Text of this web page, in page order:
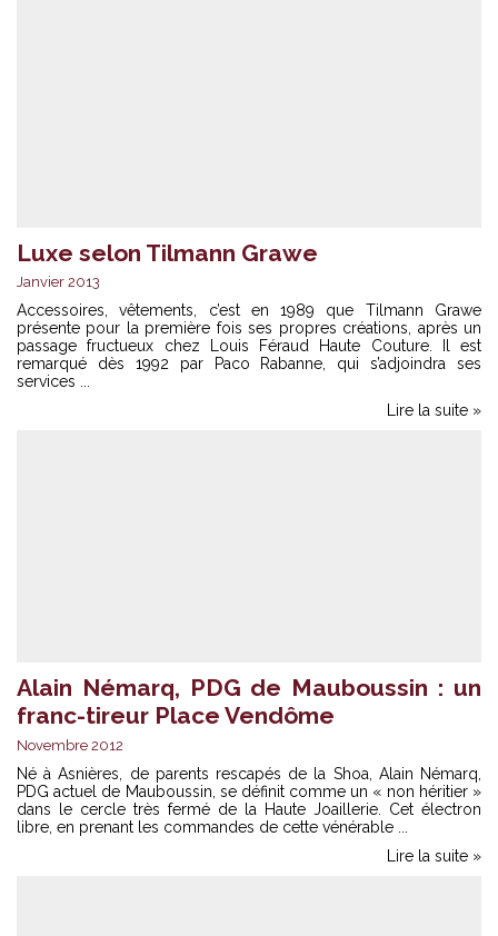
Luxe selon Tilmann Grawe
Janvier 2013
Accessoires, vêtements, c’est en 1989 que Tilmann Grawe
présente pour la première fois ses propres créations, après un
passage fructueux chez Louis Féraud Haute Couture. Il est
remarqué dès 1992 par Paco Rabanne, qui s’adjoindra ses
services ...
Lire la suite »
Alain Némarq, PDG de Mauboussin : un
franc-tireur Place Vendôme
Novembre 2012
Né à Asnières, de parents rescapés de la Shoa, Alain Némarq,
PDG actuel de Mauboussin, se définit comme un « non héritier »
dans le cercle très fermé de la Haute Joaillerie. Cet électron
libre, en prenant les commandes de cette vénérable ...
Lire la suite »